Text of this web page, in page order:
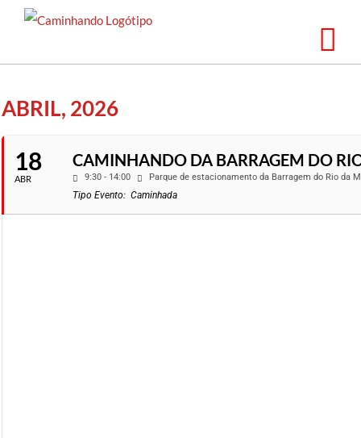
Saltar
ABRIL, 2026
18
ABR
CAMINHANDO DA BARRAGEM DO
9:30 - 14:00 Parque de estacionamento da Barragem do Rio da
Tipo Evento: Caminhada